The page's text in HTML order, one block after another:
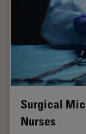
Surgical
Nurses